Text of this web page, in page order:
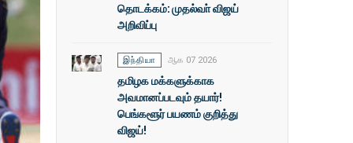
தொடக்கம்: முதல்வா் விஜய்
அறிவிப்பு
இந்தியா ஆக 07 2026
தமிழக மக்களுக்காக
அவமானப்படவும் தயார்!
பெங்களூர் பயணம் குறித்து
விஜய்!